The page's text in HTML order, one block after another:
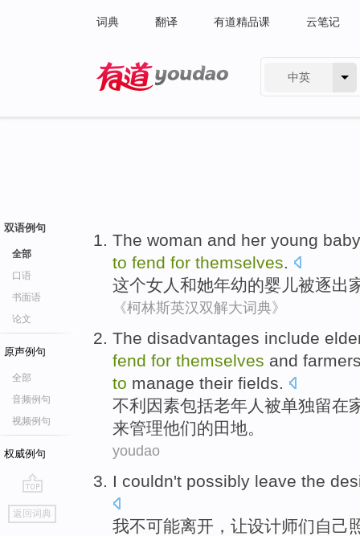
词典 翻译 有道精品课 云笔记
中英
双语例句
全部
口语
书面语
论文
原声例句
全部
音频例句
视频例句
权威例句
go
top
返回词典
The woman and her young baby
to fend for themselves.
这个女人 和她年幼的婴儿被逐出
《柯林斯英汉双解大词典》
The disadvantages include
fend for themselves and
to manage their fields.
不利 因素包括老年人 被单独留在
来管理他们的田地。
youdao
I couldn't possibly leave the
我不可能离开 ，让设计师们自己